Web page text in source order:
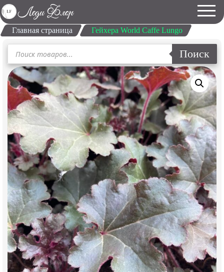
Главная страница Гейхера World Caffe Lungo
Поиск
товаров Поиск